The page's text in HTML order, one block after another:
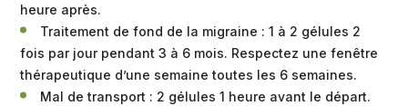
heure après.
Traitement de fond de la migraine : 1 à 2 gélules 2
fois par jour pendant 3 à 6 mois. Respectez une fenêtre
thérapeutique d’une semaine toutes les 6 semaines.
Mal de transport : 2 gélules 1 heure avant le départ.